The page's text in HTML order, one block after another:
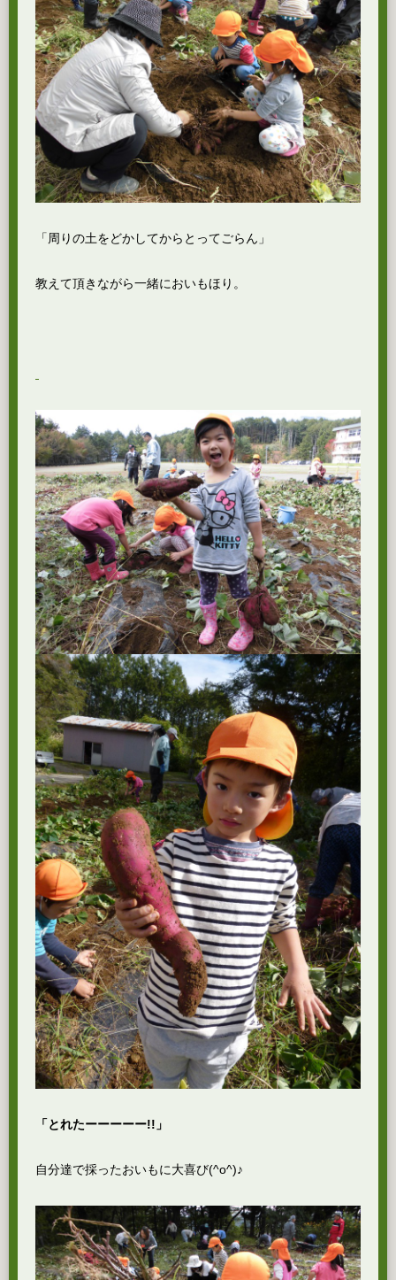
「周りの土をどかしてからとってごらん」
教えて頂きながら一緒においもほり。
「とれたーーーーー!!」
自分達で採ったおいもに大喜び(^o^)♪